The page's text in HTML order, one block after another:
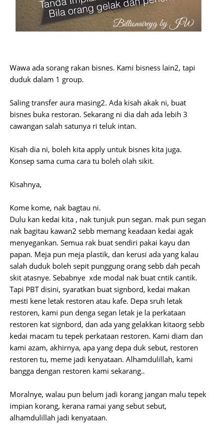
Wawa ada sorang rakan bisnes. Kami bisness lain2, tapi
duduk dalam 1 group.
Saling transfer aura masing2. Ada kisah akak ni, buat
bisnes buka restoran. Sekarang ni dia dah ada lebih 3
cawangan salah satunya ri teluk intan.
Kisah dia ni, boleh kita apply untuk bisnes kita juga.
Konsep sama cuma cara tu boleh olah sikit.
Kisahnya,
Kome kome, nak bagtau ni.
Dulu kan kedai kita , nak tunjuk pun segan. mak pun segan
nak bagitau kawan2 sebb memang keadaan kedai agak
menyegankan. Semua rak buat sendiri pakai kayu dan
papan. Meja pun meja plastik, dan kerusi ada yang kalau
salah duduk boleh sepit punggung orang sebb dah pecah
skit atasnye. Sebabnye xde modal nak buat cntik cantik.
Tapi PBT disini, syaratkan buat signbord, kedai makan
mesti kene letak restoren atau kafe. Depa sruh letak
restoren, kami pun denga segan letak je la perkataan
restoren kat signbord, dan ada yang gelakkan kitaorg sebb
kedai macam tu tepek perkataan restoren. Kami diam dan
kami azam, akhirnya, apa yang depa duk sebut, restoren
restoren tu, meme jadi kenyataan. Alhamdulillah, kami
bangga dengan restoren kami sekarang..
Moralnye, walau pun belum jadi korang jangan malu tepek
impian korang, kerana ramai yang sebut sebut,
alhamdulillah jadi kenyataan.